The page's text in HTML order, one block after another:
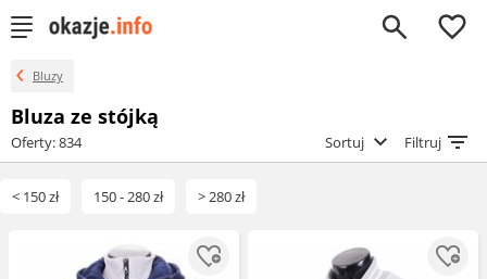
0
Bluzy
Bluza ze stójką
Oferty: 834 Sortuj Filtruj
< 150 zł 150 - 280 zł > 280 zł